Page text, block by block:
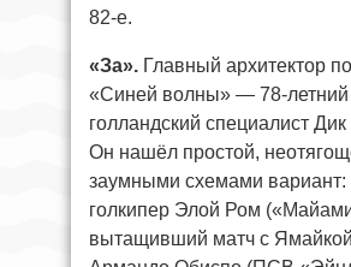
82-е.
«За». Главный архитектор
«Синей волны» — 78-летний
голландский специалист Дик
Он нашёл простой,
заумными схемами вариант:
голкипер Элой Ром
вытащивший матч с